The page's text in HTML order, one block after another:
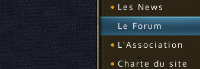
Les News
Le Forum
L'Association
Charte du site